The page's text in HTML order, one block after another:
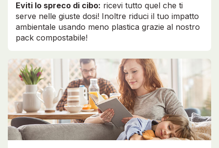
Eviti lo spreco di cibo: ricevi tutto quel che ti
serve nelle giuste dosi! Inoltre riduci il tuo impatto
ambientale usando meno plastica grazie al nostro
pack compostabile!